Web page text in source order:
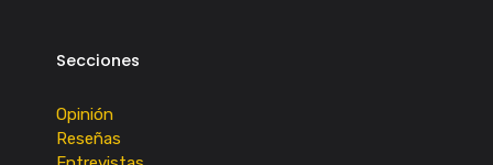
Secciones
Opinión
Reseñas